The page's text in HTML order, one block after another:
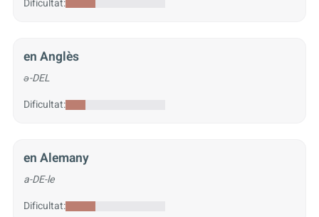
Dificultat:
en Anglès
ə-DEL
Dificultat:
en Alemany
a-DE-le
Dificultat: